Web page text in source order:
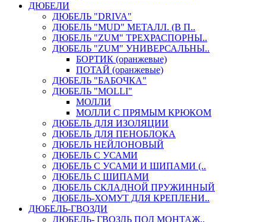
ДЮБЕЛИ
ДЮБЕЛЬ "DRIVA"
ДЮБЕЛЬ "MUD" МЕТАЛЛ. (В П..
ДЮБЕЛЬ "ZUM" ТРЕХРАСПОРНЫ..
ДЮБЕЛЬ "ZUM" УНИВЕРСАЛЬНЫ..
БОРТИК (оранжевые)
ПОТАЙ (оранжевые)
ДЮБЕЛЬ "БАБОЧКА"
ДЮБЕЛЬ "МOLLI"
МОЛЛИ
МОЛЛИ С ПРЯМЫМ КРЮКОМ
ДЮБЕЛЬ ДЛЯ ИЗОЛЯЦИИ
ДЮБЕЛЬ ДЛЯ ПЕНОБЛОКА
ДЮБЕЛЬ НЕЙЛОНОВЫЙ
ДЮБЕЛЬ С УСАМИ
ДЮБЕЛЬ С УСАМИ И ШИПАМИ (..
ДЮБЕЛЬ С ШИПАМИ
ДЮБЕЛЬ СКЛАДНОЙ ПРУЖИННЫЙ
ДЮБЕЛЬ-ХОМУТ ДЛЯ КРЕПЛЕНИ..
ДЮБЕЛЬ-ГВОЗДИ
ДЮБЕЛЬ- ГВОЗДЬ ПОД МОНТАЖ..